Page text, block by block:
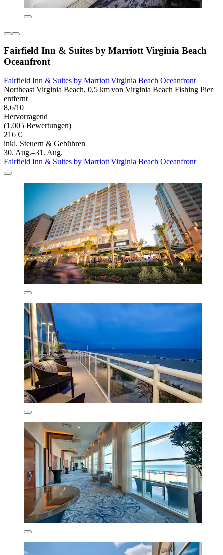
Fairfield Inn & Suites by Marriott Virginia Beach
Oceanfront
Fairfield Inn & Suites by Marriott Virginia Beach Oceanfront
Northeast Virginia Beach, 0,5 km von Virginia Beach Fishing Pier
entfernt
8,6/10
Hervorragend
(1.005 Bewertungen)
216 €
inkl. Steuern & Gebühren
30. Aug.–31. Aug.
Fairfield Inn & Suites by Marriott Virginia Beach Oceanfront